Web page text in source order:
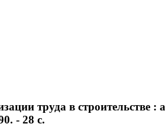
труда в строительстве :
- 28 с.